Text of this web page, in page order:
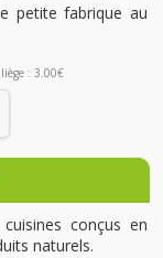
petite fabrique au
: 3.00€
conçus en
naturels.